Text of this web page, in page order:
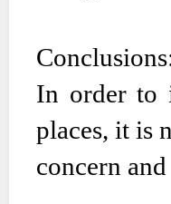
In order to
places, it is
concern